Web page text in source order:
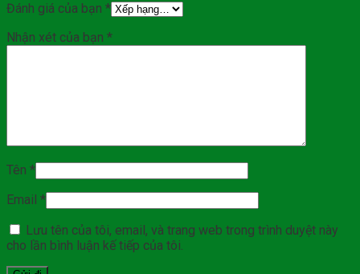
Đánh giá của bạn *
Nhận xét của bạn *
Tên *
Email *
Lưu tên của tôi, email, và trang web trong trình duyệt này
cho lần bình luận kế tiếp của tôi.